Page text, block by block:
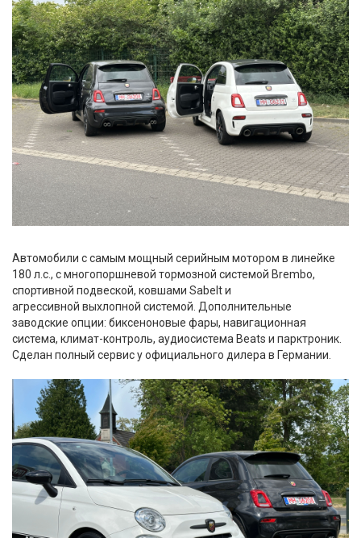
Автомобили с самым мощный серийным мотором в линейке
180 л.с., с многопоршневой тормозной системой Brembo,
спортивной подвеской, ковшами Sabelt и
агрессивной выхлопной системой. Дополнительные
заводские опции: биксеноновые фары, навигационная
система, климат-контроль, аудиосистема Beats и парктроник.
Сделан полный сервис у официального дилера в Германии.